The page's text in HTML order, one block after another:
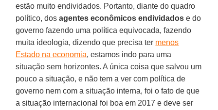
estão muito endividados. Portanto, diante do quadro
político, dosagentes econômicos endividados e do
governo fazendo uma política equivocada, fazendo
muita ideologia, dizendo que precisa ter menos
Estado na economia, estamos indo para uma
situação sem horizontes. A única coisa que salvou um
pouco a situação, e não tem a ver com política de
governo nem com a situação interna, foi o fato de que
a situação internacional foi boa em 2017 e deve ser